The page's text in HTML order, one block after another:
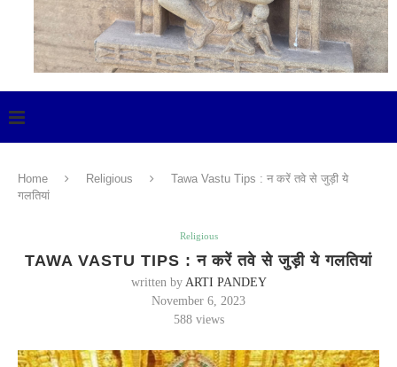
Home Religious
Tawa Vastu Tips : न करें तवे से जुड़ी ये
गलतियां
Religious
TAWA VASTU TIPS : न करें तवे से जुड़ी ये गलतियां
written by ARTI PANDEY
November 6, 2023
588views